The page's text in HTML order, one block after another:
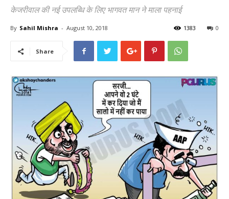
केजरीवाल की नई उपलब्धि के लिए भागवत मान ने माला पहनाई
By Sahil Mishra - August 10, 2018 0
1383
Share